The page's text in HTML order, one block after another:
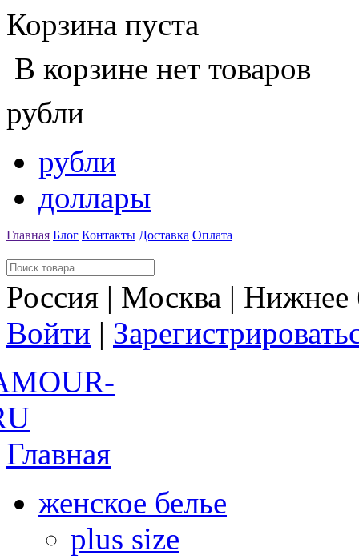
Корзина пуста
В корзине нет товаров
рубли
рубли
доллары
Главная Блог Контакты Доставка Оплата
Россия | Москва |
Войти |
Главная
женское белье
plus size